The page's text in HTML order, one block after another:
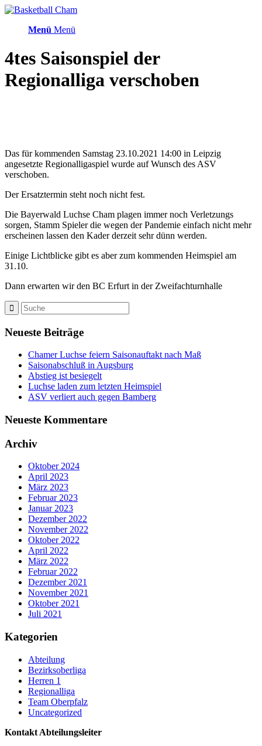
Menü Menü
4tes Saisonspiel der
Regionalliga verschoben
Das für kommenden Samstag 23.10.2021 14:00 in Leipzig
angesetzte Regionalligaspiel wurde auf Wunsch des ASV
verschoben.
Der Ersatztermin steht noch nicht fest.
Die Bayerwald Luchse Cham plagen immer noch Verletzungs
sorgen, Stamm Spieler die wegen der Pandemie einfach nicht mehr
erscheinen lassen den Kader derzeit sehr dünn werden.
Einige Lichtblicke gibt es aber zum kommenden Heimspiel am
31.10.
Dann erwarten wir den BC Erfurt in der Zweifachturnhalle
Neueste Beiträge
Chamer Luchse feiern Saisonauftakt nach Maß
Saisonabschluß in Augsburg
Abstieg ist besiegelt
Luchse laden zum letzten Heimspiel
ASV verliert auch gegen Bamberg
Neueste Kommentare
Archiv
Oktober 2024
April 2023
März 2023
Februar 2023
Januar 2023
Dezember 2022
November 2022
Oktober 2022
April 2022
März 2022
Februar 2022
Dezember 2021
November 2021
Oktober 2021
Juli 2021
Kategorien
Abteilung
Bezirksoberliga
Herren 1
Regionalliga
Team Oberpfalz
Uncategorized
Kontakt Abteilungsleiter